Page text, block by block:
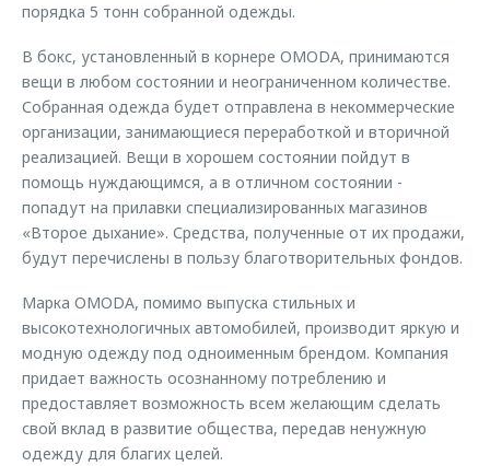
порядка 5 тонн собранной одежды.
В бокс, установленный в корнере OMODA, принимаются
вещи в любом состоянии и неограниченном количестве.
Собранная одежда будет отправлена в некоммерческие
организации, занимающиеся переработкой и вторичной
реализацией. Вещи в хорошем состоянии пойдут в
помощь нуждающимся, а в отличном состоянии -
попадут на прилавки специализированных магазинов
«Второе дыхание». Средства, полученные от их продажи,
будут перечислены в пользу благотворительных фондов.
Марка OMODA, помимо выпуска стильных и
высокотехнологичных автомобилей, производит яркую и
модную одежду под одноименным брендом. Компания
придает важность осознанному потреблению и
предоставляет возможность всем желающим сделать
свой вклад в развитие общества, передав ненужную
одежду для благих целей.